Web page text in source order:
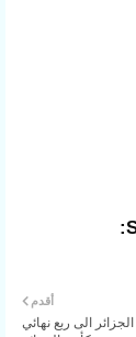
أقدم
الى ربع نهائي